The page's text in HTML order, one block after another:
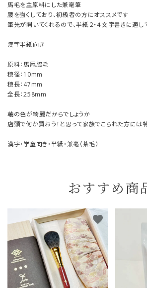
馬毛を主原料にした兼毫筆
腰を強くしており、初級者の方にオススメです
筆先が開いてくれるので、半紙２・４文字書きに適し
漢字半紙向き
原料：馬尾脇毛
穂径：10mm
穂長：47mm
全長：258mm
軸の色が綺麗だからでしょうか
店頭で何か買おう！と思って家族でこられた方には
漢字・学童向き・半紙・兼毫（茶毛）
おすすめ商
favorite